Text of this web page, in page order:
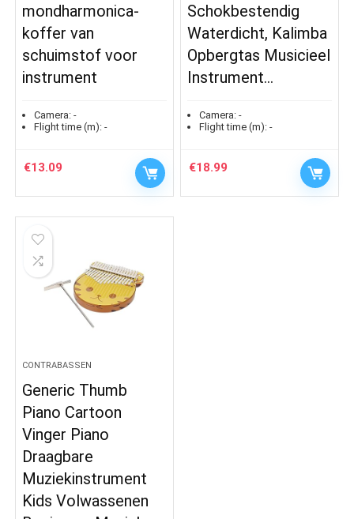
mondharmonica-
koffer van
schuimstof voor
instrument
Camera: -
Flight time (m): -
€13.09
Schokbestendig
Waterdicht, Kalimba
Opbergtas Musicieel
Instrument…
Camera: -
Flight time (m): -
€18.99
CONTRABASSEN
Generic Thumb
Piano Cartoon
Vinger Piano
Draagbare
Muziekinstrument
Kids Volwassenen